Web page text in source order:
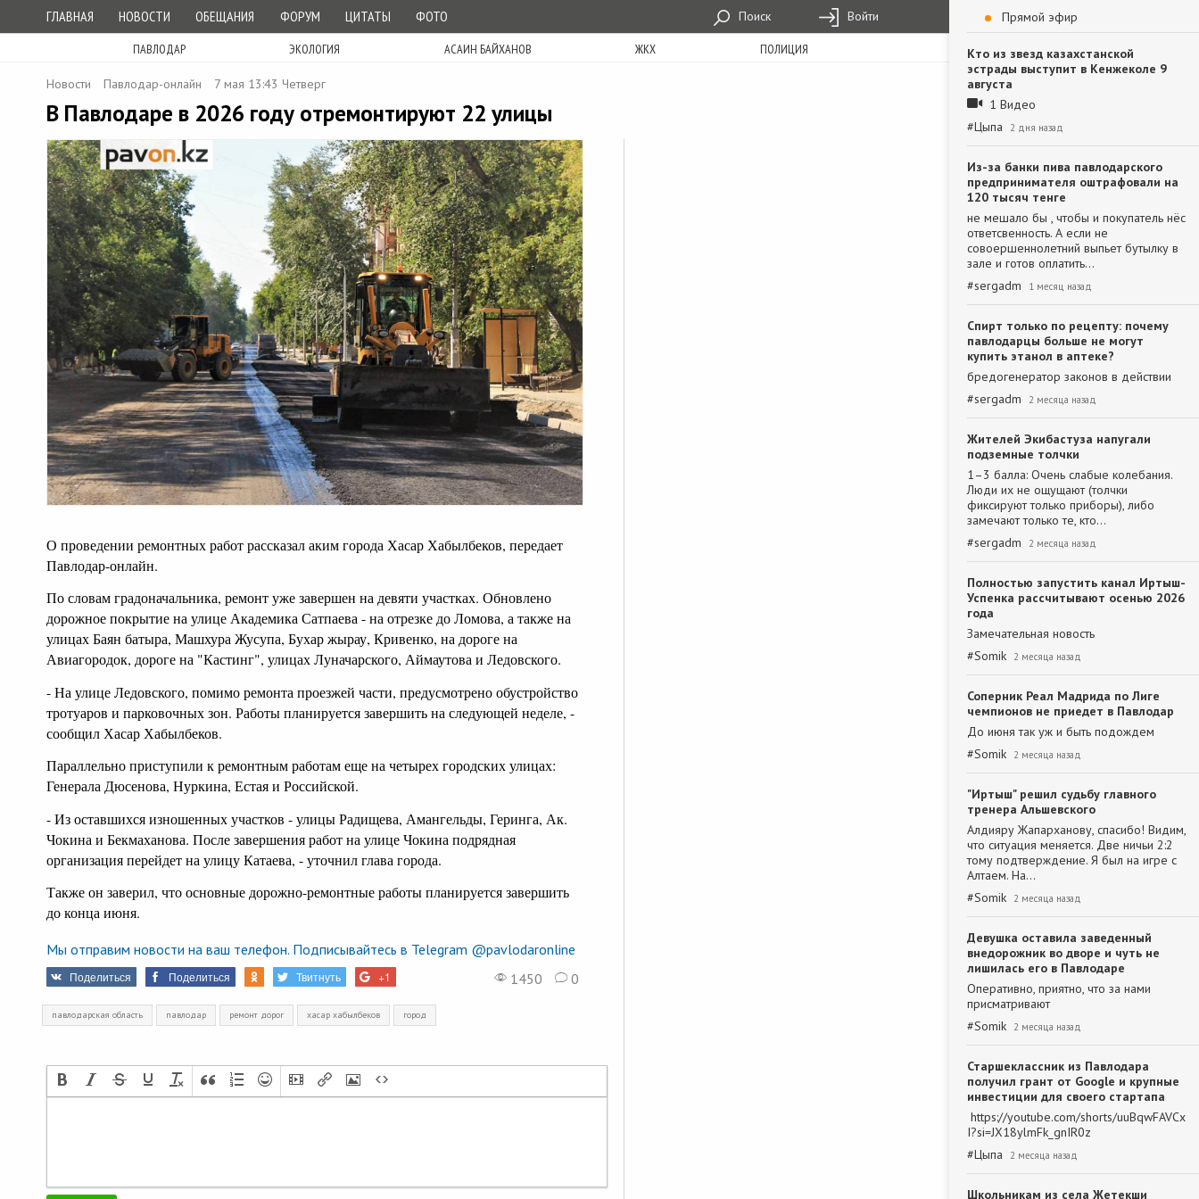
ГЛАВНАЯ НОВОСТИ ОБЕЩАНИЯ ФОРУМ ЦИТАТЫ ФОТО Поиск Войти
ПАВЛОДАР ЭКОЛОГИЯ АСАИН БАЙХАНОВ ЖКХ ПОЛИЦИЯ
Новости Павлодар-онлайн 7 мая 13:43 Четверг
В Павлодаре в 2026 году отремонтируют 22 улицы
О проведении ремонтных работ рассказал аким города Хасар Хабылбеков, передает
Павлодар-онлайн.
По словам градоначальника, ремонт уже завершен на девяти участках. Обновлено
дорожное покрытие на улице Академика Сатпаева - на отрезке до Ломова, а также на
улицах Баян батыра, Машхура Жусупа, Бухар жырау, Кривенко, на дороге на
Авиагородок, дороге на "Кастинг", улицах Луначарского, Аймаутова и Ледовского.
- На улице Ледовского, помимо ремонта проезжей части, предусмотрено обустройство
тротуаров и парковочных зон. Работы планируется завершить на следующей неделе, -
сообщил Хасар Хабылбеков.
Параллельно приступили к ремонтным работам еще на четырех городских улицах:
Генерала Дюсенова, Нуркина, Естая и Российской.
- Из оставшихся изношенных участков - улицы Радищева, Амангельды, Геринга, Ак.
Чокина и Бекмаханова. После завершения работ на улице Чокина подрядная
организация перейдет на улицу Катаева, - уточнил глава города.
Также он заверил, что основные дорожно-ремонтные работы планируется завершить
до конца июня.
Мы отправим новости на ваш телефон. Подписывайтесь в Telegram @pavlodaronline
Поделиться Поделиться Твитнуть +1 1450 0
павлодарская область павлодар ремонт дорог хасар хабылбеков город
Прямой эфир
Кто из звезд казахстанской
эстрады выступит в Кенжеколе 9
августа
1 Видео
#Цыпа 2 дня назад
Из-за банки пива павлодарского
предпринимателя оштрафовали на
120 тысяч тенге
не мешало бы , чтобы и покупатель нёс
ответсвенность. А если не
совоершеннолетний выпьет бутылку в
зале и готов оплатить…
#sergadm 1 месяц назад
Спирт только по рецепту: почему
павлодарцы больше не могут
купить этанол в аптеке?
бредогенератор законов в действии
#sergadm 2 месяца назад
Жителей Экибастуза напугали
подземные толчки
1–3 балла: Очень слабые колебания.
Люди их не ощущают (толчки
фиксируют только приборы), либо
замечают только те, кто…
#sergadm 2 месяца назад
Полностью запустить канал Иртыш-
Успенка рассчитывают осенью 2026
года
Замечательная новость
#Somik 2 месяца назад
Соперник Реал Мадрида по Лиге
чемпионов не приедет в Павлодар
До июня так уж и быть подождем
#Somik 2 месяца назад
"Иртыш" решил судьбу главного
тренера Альшевского
Алдияру Жапарханову, спасибо! Видим,
что ситуация меняется. Две ничьи 2:2
тому подтверждение. Я был на игре с
Алтаем. На…
#Somik 2 месяца назад
Девушка оставила заведенный
внедорожник во дворе и чуть не
лишилась его в Павлодаре
Оперативно, приятно, что за нами
присматривают
#Somik 2 месяца назад
Старшеклассник из Павлодара
получил грант от Google и крупные
инвестиции для своего стартапа
https://youtube.com/shorts/uuBqwFAVCx
I?si=JX18ylmFk_gnIR0z
#Цыпа 2 месяца назад
Школьникам из села Жетекши